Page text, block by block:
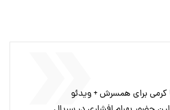
کرمی برای همسرش + ویدئو